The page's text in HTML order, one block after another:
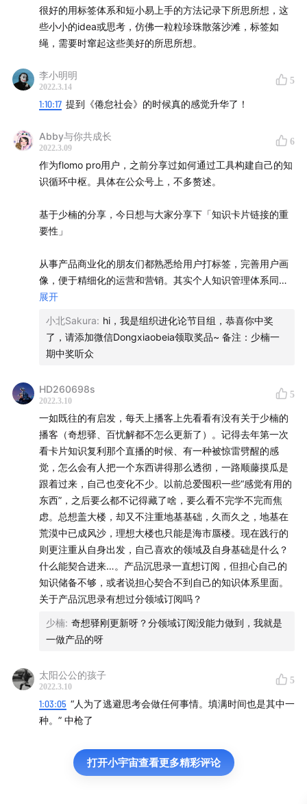
很好的用标签体系和短小易上手的方法记录下所思所想，这
些小小的idea或思考，仿佛一粒粒珍珠散落沙滩，标签如
绳，需要时窜起这些美好的所思所想。
李小明明
2022.3.14
5
1:10:17 提到《倦怠社会》的时候真的感觉升华了！
Abby与你共成长
2022.3.09
6
作为flomo pro用户，之前分享过如何通过工具构建自己的知
识循环中枢。具体在公众号上，不多赘述。
基于少楠的分享，今日想与大家分享下「知识卡片链接的重
要性」
从事产品商业化的朋友们都熟悉给用户打标签，完善用户画
像，便于精细化的运营和营销。其实个人知识管理体系同
样，给知识打标签，方便信息结构化，完善其关联性，让知
南添老师也分享过打标签，是为知识建立索引。让知识卡片
形成一定的关联关系。
公众号的大部分内容都是通过此方式输出的，而现在小报童
（少楠的另一个产品）就是我的公开版本flomo。
同时Flomo 上有个功能是每日回顾，可通过微信和小组件来
实现。不断回顾自己的思考片段、决策片段、知识点，过程
中可增加新的思考或者与旧有知识建立联系。让这些知识真
正属于自己。
flomo就是记录思考碎片。不梳理碎片间的链接，不回顾，不
消化，那知识只是知道而非学到，更谈不上用到。
当然少楠和白光作为创始人将理念灌入到了产品里，这就是
flomo这个工具想要传递给大家的思维方式，
当链接越来越多，自然形成体系，也就是永久笔记。
始思考是不是flomo过于轻便让我添加了太多「预」永久笔
记，两、三千字的长内容都开始记录在此。
然而我对flomo的定位应该是memo的数量越来越少。自我消
展开
小北Sakura: hi，我是组织进化论节目组，恭喜你中奖
了，请添加微信Dongxiaobeia领取奖品~ 备注：少楠一
期中奖听众
HD260698s
2022.3.10
5
一如既往的有启发，每天上播客上先看看有没有关于少楠的
播客（奇想驿、百忧解都不怎么更新了）。记得去年第一次
看卡片知识复利那个直播的时候、有一种被惊雷劈醒的感
觉，怎么会有人把一个东西讲得那么透彻，一路顺藤摸瓜是
跟着过来，自己也变化不少。以前总爱囤积一些“感觉有用的
东西”，之后要么都不记得藏了啥，要么看不完学不完而焦
虑。总想盖大楼，却又不注重地基基础，久而久之，地基在
荒漠中已成风沙，理想大楼也只能是海市蜃楼。现在践行的
则更注重从自身出发，自己喜欢的领域及自身基础是什么？
什么能契合进来…。产品沉思录一直想订阅，但担心自己的
知识储备不够，或者说担心契合不到自己的知识体系里面。
关于产品沉思录有想过分领域订阅吗？
少楠: 奇想驿刚更新呀？分领域订阅没能力做到，我就是
一做产品的呀
太阳公公的孩子
2022.3.10
5
1:03:05 “人为了逃避思考会做任何事情。填满时间也是其中一
种。” 中枪了
打开小宇宙查看更多精彩评论